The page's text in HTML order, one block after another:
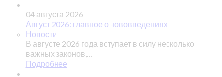
04 августа 2026
Август 2026: главное о нововведениях
Новости
В августе 2026 года вступает в силу несколько
важных законов,…
Подробнее